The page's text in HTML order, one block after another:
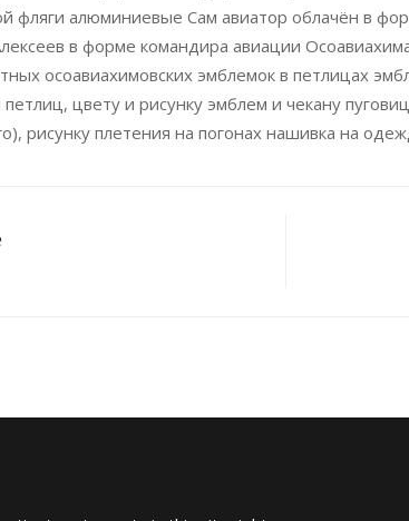
фляги алюминиевые Сам авиатор облачён в
в форме командира авиации
осоавиахимовских эмблемок в петлицах
цвету и рисунку эмблем и чекану
рисунку плетения на погонах нашивка на